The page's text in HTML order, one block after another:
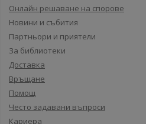
Онлайн решаване на спорове
Новини и събития
Партньори и приятели
За библиотеки
Доставка
Връщане
Помощ
Често задавани въпроси
Кариера